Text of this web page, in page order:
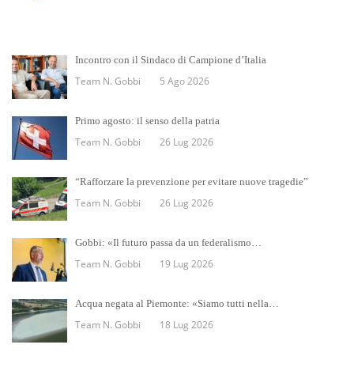
Incontro con il Sindaco di Campione d’Italia
Team N. Gobbi 5 Ago 2026
Primo agosto: il senso della patria
Team N. Gobbi 26 Lug 2026
“Rafforzare la prevenzione per evitare nuove tragedie”
Team N. Gobbi 26 Lug 2026
Gobbi: «Il futuro passa da un federalismo…
Team N. Gobbi 19 Lug 2026
Acqua negata al Piemonte: «Siamo tutti nella…
Team N. Gobbi 18 Lug 2026